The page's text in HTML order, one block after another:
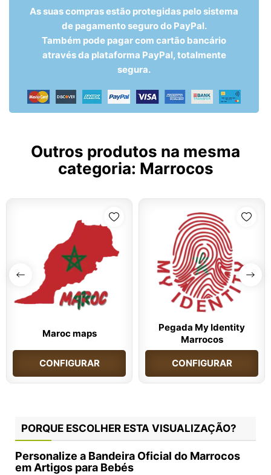
As suas compras estão protegidas pelo sistema
de pagamento seguro do PayPal.
Também pode pagar com cartão bancário
através da plataforma PayPal, totalmente
segura.
Outros produtos na mesma
categoria: Marrocos
Maroc maps
CONFIGURAR
Pegada My Identity
Marrocos
CONFIGURAR
PORQUE ESCOLHER ESTA VISUALIZAÇÃO?
Personalize a Bandeira Oficial do Marrocos
em Artigos para Bebés